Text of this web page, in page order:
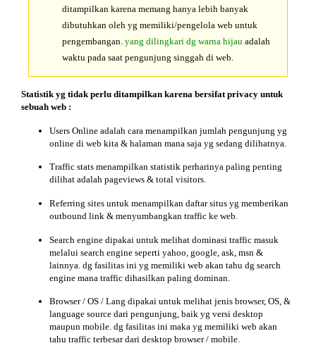
ditampilkan karena memang hanya lebih banyak
dibutuhkan oleh yg memiliki/pengelola web untuk
pengembangan.yang dilingkari dg warna hijauadalah
waktu pada saat pengunjung singgah di web.
Statistik yg tidak perlu ditampilkan karena bersifatprivacy untuk
sebuah web :
Users Online adalah cara menampilkan jumlah pengunjung yg
online di web kita & halaman mana saja yg sedang dilihatnya.
Traffic stats menampilkan statistik perharinya paling penting
dilihat adalah pageviews & total visitors.
Referring sites untuk menampilkan daftar situs yg memberikan
outbound link & menyumbangkan traffic ke web.
Search engine dipakai untuk melihat dominasi traffic masuk
melalui search engine seperti yahoo, google, ask, msn &
lainnya. dg fasilitas ini yg memiliki web akan tahu dg search
engine mana traffic dihasilkan paling dominan.
Browser / OS / Lang dipakai untuk melihat jenis browser, OS, &
language source dari pengunjung, baik yg versi desktop
maupun mobile. dg fasilitas ini maka yg memiliki web akan
tahu traffic terbesar dari desktop browser / mobile.